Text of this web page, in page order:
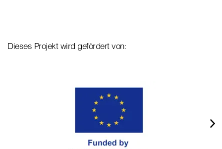
Dieses Projekt wird gefördert von: